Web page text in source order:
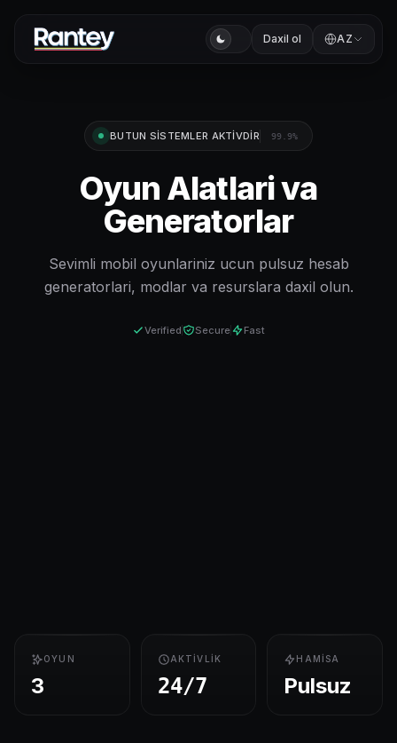
Daxil ol AZ
BUTUN SISTEMLER AKTIVDIR 99.9%
Oyun Alatlari va
Generatorlar
Sevimli mobil oyunlariniz ucun pulsuz hesab
generatorlari, modlar va resurslara daxil olun.
Verified Secure Fast
OYUN
3
AKTIVLIK
24/7
HAMISA
Pulsuz